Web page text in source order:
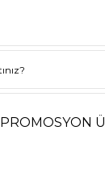
PROMOSYON